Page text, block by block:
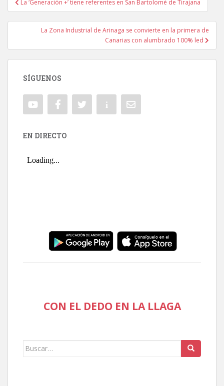
Navegación de entradas
La ‘Generación +’ tiene referentes en San Bartolomé de Tirajana
La Zona Industrial de Arinaga se convierte en la primera de
Canarias con alumbrado 100% led
SÍGUENOS
EN DIRECTO
CON EL DEDO EN LA LLAGA
Buscar: